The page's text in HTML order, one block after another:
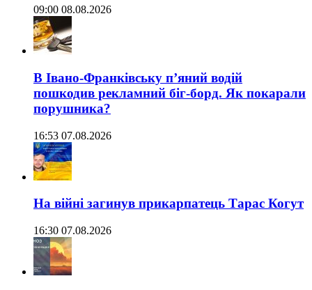
09:00 08.08.2026
В Івано-Франківську п’яний водій
пошкодив рекламний біг-борд. Як покарали
порушника?
16:53 07.08.2026
На війні загинув прикарпатець Тарас Когут
16:30 07.08.2026